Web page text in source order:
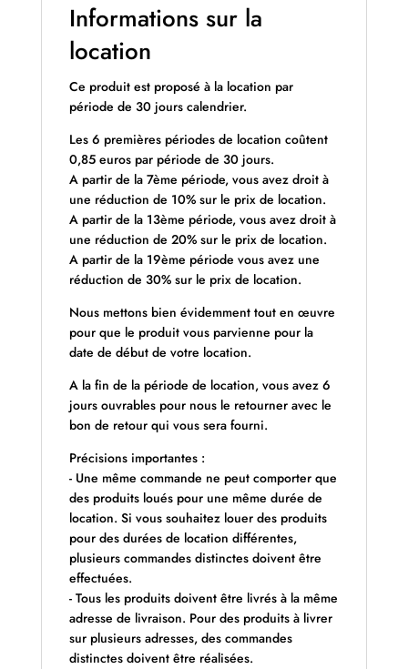
Informations sur la
location
Ce produit est proposé à la location par
période de 30 jours calendrier.
Les 6 premières périodes de location coûtent
0,85 euros par période de 30 jours.
A partir de la 7ème période, vous avez droit à
une réduction de 10% sur le prix de location.
A partir de la 13ème période, vous avez droit à
une réduction de 20% sur le prix de location.
A partir de la 19ème période vous avez une
réduction de 30% sur le prix de location.
Nous mettons bien évidemment tout en œuvre
pour que le produit vous parvienne pour la
date de début de votre location.
A la fin de la période de location, vous avez 6
jours ouvrables pour nous le retourner avec le
bon de retour qui vous sera fourni.
Précisions importantes :
- Une même commande ne peut comporter que
des produits loués pour une même durée de
location. Si vous souhaitez louer des produits
pour des durées de location différentes,
plusieurs commandes distinctes doivent être
effectuées.
- Tous les produits doivent être livrés à la même
adresse de livraison. Pour des produits à livrer
sur plusieurs adresses, des commandes
distinctes doivent être réalisées.